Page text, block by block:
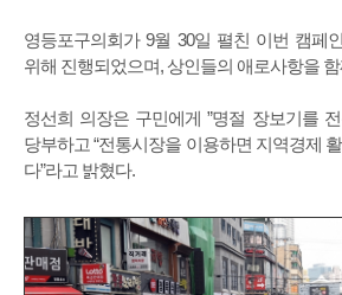
영등포구의회가 9월 30일 펼친 이번 캠페
위해 진행되었으며, 상인들의 애로사항을
정선희 의장은 구민에게 ”명절 장보기를
당부하고 “전통시장을 이용하면 지역경제
다”라고 밝혔다.